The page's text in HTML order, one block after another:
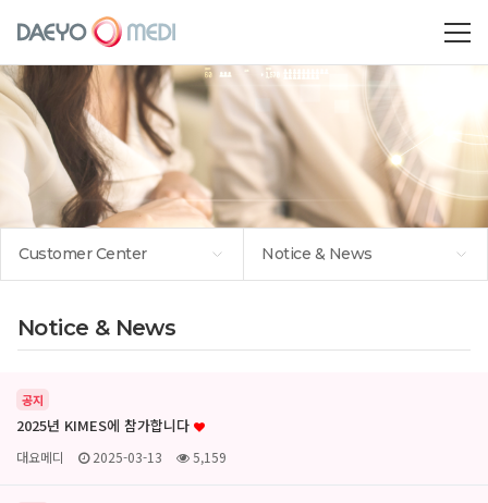
Customer Center Notice & News
Notice & News
공지
2025년 KIMES에 참가합니다
대요메디 2025-03-13 5,159